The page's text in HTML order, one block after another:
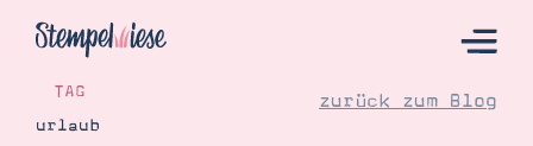
TAG
urlaub
zurück zum Blog